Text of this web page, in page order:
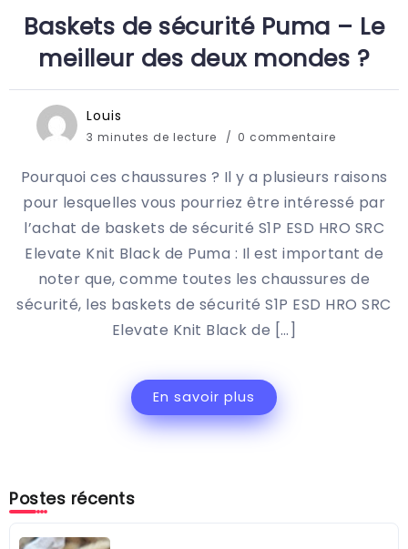
Baskets de sécurité Puma – Le
meilleur des deux mondes ?
Louis
3 minutes de lecture 0 commentaire
Pourquoi ces chaussures ? Il y a plusieurs raisons
pour lesquelles vous pourriez être intéressé par
l’achat de baskets de sécurité S1P ESD HRO SRC
Elevate Knit Black de Puma : Il est important de
noter que, comme toutes les chaussures de
sécurité, les baskets de sécurité S1P ESD HRO SRC
Elevate Knit Black de […]
En savoir plus
Postes récents